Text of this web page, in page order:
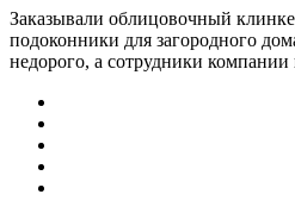
Заказывали облицовочный
подоконники для загородного
недорого, а сотрудники